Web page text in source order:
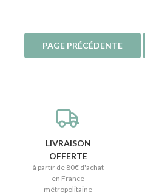
LIVRAISON
OFFERTE
à partir de 80€ d'achat
en France
métropolitaine